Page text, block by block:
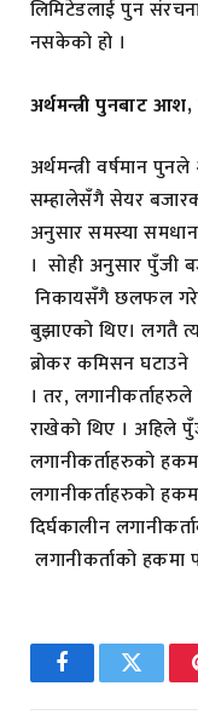
लिमिटेडलाई पुन
नसकेको हो ।
अर्थमन्त्री पुनबाट
अर्थमन्त्री वर्षमान
सम्हालेसँगै सेयर
अनुसार समस्या
। सोही अनुसार पुँजी
निकायसँगै छलफल
बुझाएको थिए। लगतै
ब्रोकर कमिसन
। तर,
राखेको थिए । अहिले
लगानीकर्ताहरुको
लगानीकर्ताहरुको
दिर्घकालीन
लगानीकर्ताको हकमा
FacebookTwitter